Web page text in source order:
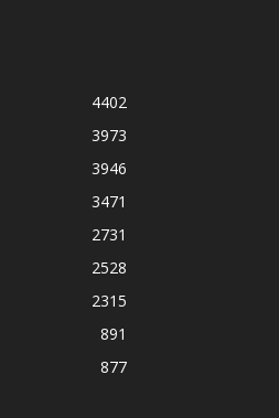
4402
3973
3946
3471
2731
2528
2315
891
877